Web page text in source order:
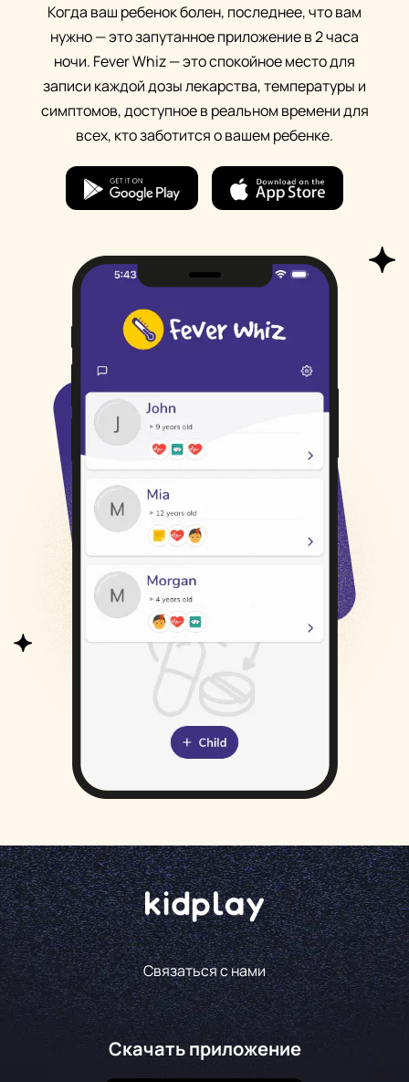
Когда ваш ребенок болен, последнее, что вам
нужно — это запутанное приложение в 2 часа
ночи. Fever Whiz — это спокойное место для
записи каждой дозы лекарства, температуры и
симптомов, доступное в реальном времени для
всех, кто заботится о вашем ребенке.
Связаться с нами
Скачать приложение